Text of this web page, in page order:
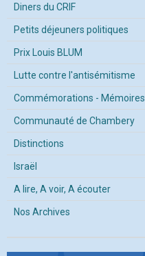
Diners du CRIF
Petits déjeuners politiques
Prix Louis BLUM
Lutte contre l'antisémitisme
Commémorations - Mémoires
Communauté de Chambery
Distinctions
Israël
A lire, A voir, A écouter
Nos Archives